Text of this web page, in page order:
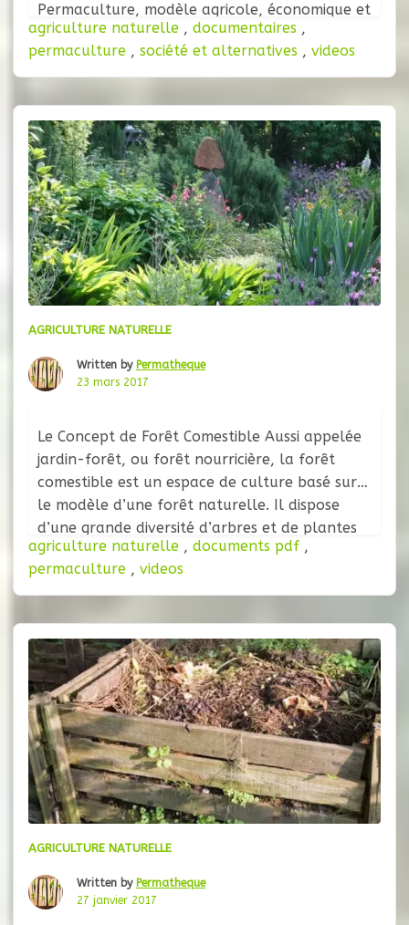
Permaculture, modèle agricole, économique et
social proposant de retrouver une approche
globale de la vie plus proche de la nature et
de l’humain. Synopsis : « La
agriculture naturelle , documentaires ,
permaculture , société et alternatives , videos
AGRICULTURE NATURELLE
Written by Permatheque
23 mars 2017
Le Concept de Forêt Comestible Aussi appelée
jardin-forêt, ou forêt nourricière, la forêt
comestible est un espace de culture basé sur
le modèle d’une forêt naturelle. Il dispose
d’une grande diversité d’arbres et de plantes
évoluant sur différents étages (ou strates,
détaillées un peu plus bas). Ce type de culture
est conçu pour apporter, sur
agriculture naturelle , documents pdf ,
permaculture , videos
AGRICULTURE NATURELLE
Written by Permatheque
27 janvier 2017